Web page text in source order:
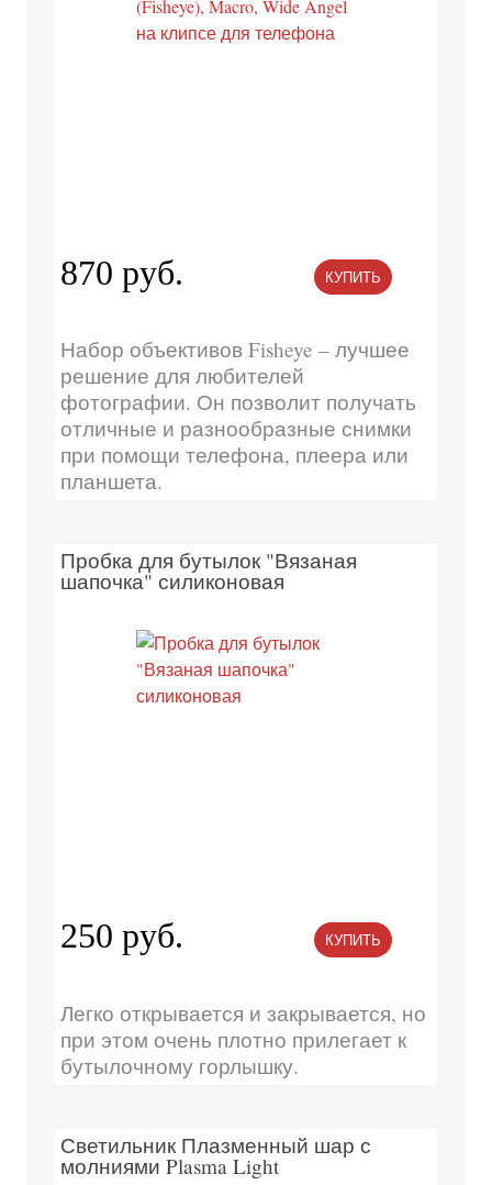
870 руб. КУПИТЬ
Набор объективов Fisheye – лучшее
решение для любителей
фотографии. Он позволит получать
отличные и разнообразные снимки
при помощи телефона, плеера или
планшета.
Пробка для бутылок "Вязаная
шапочка" силиконовая
250 руб. КУПИТЬ
Легко открывается и закрывается, но
при этом очень плотно прилегает к
бутылочному горлышку.
Светильник Плазменный шар с
молниями Plasma Light